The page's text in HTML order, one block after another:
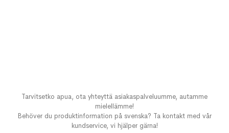
Tarvitsetko apua, ota yhteyttä asiakaspalveluumme, autamme
mielellämme!
Behöver du produktinformation på svenska? Ta kontakt med vår
kundservice, vi hjälper gärna!